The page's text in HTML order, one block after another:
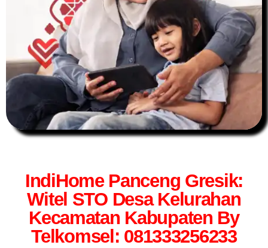
IndiHome Panceng Gresik:
Witel STO Desa Kelurahan
Kecamatan Kabupaten By
Telkomsel: 081333256233